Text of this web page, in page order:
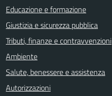
Educazione e formazione
Giustizia e sicurezza pubblica
Tributi, finanze e contravvenzioni
Ambiente
Salute, benessere e assistenza
Autorizzazioni